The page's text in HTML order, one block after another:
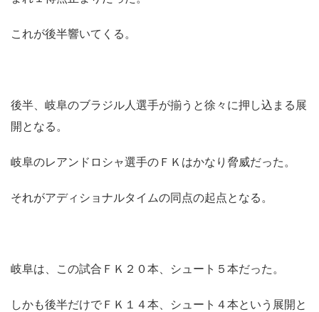
これが後半響いてくる。
後半、岐阜のブラジル人選手が揃うと徐々に押し込まる展
開となる。
岐阜のレアンドロシャ選手のＦＫはかなり脅威だった。
それがアディショナルタイムの同点の起点となる。
岐阜は、この試合ＦＫ２０本、シュート５本だった。
しかも後半だけでＦＫ１４本、シュート４本という展開と